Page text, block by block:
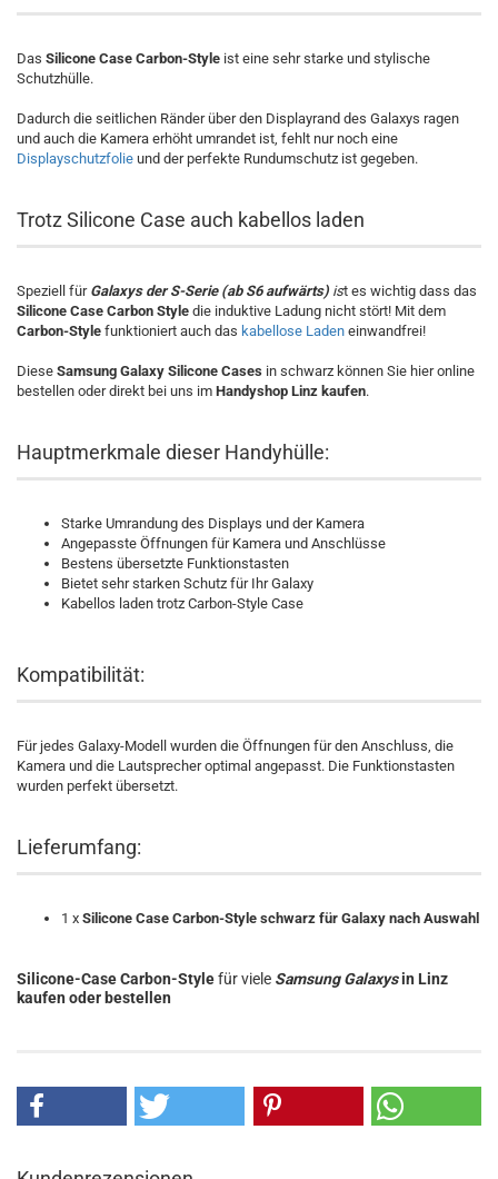
Das Silicone Case Carbon-Style ist eine sehr starke und stylische
Schutzhülle.
Dadurch die seitlichen Ränder über den Displayrand des Galaxys ragen
und auch die Kamera erhöht umrandet ist, fehlt nur noch eine
Displayschutzfolie und der perfekte Rundumschutz ist gegeben.
Trotz Silicone Case auch kabellos laden
Speziell für Galaxys der S-Serie (ab S6 aufwärts) ist es wichtig dass das
Silicone Case Carbon Style die induktive Ladung nicht stört! Mit dem
Carbon-Style funktioniert auch das kabellose Laden einwandfrei!
Diese Samsung Galaxy Silicone Cases in schwarz können Sie hier online
bestellen oder direkt bei uns im Handyshop Linz kaufen.
Hauptmerkmale dieser Handyhülle:
Starke Umrandung des Displays und der Kamera
Angepasste Öffnungen für Kamera und Anschlüsse
Bestens übersetzte Funktionstasten
Bietet sehr starken Schutz für Ihr Galaxy
Kabellos laden trotz Carbon-Style Case
Kompatibilität:
Für jedes Galaxy-Modell wurden die Öffnungen für den Anschluss, die
Kamera und die Lautsprecher optimal angepasst. Die Funktionstasten
wurden perfekt übersetzt.
Lieferumfang:
1 x Silicone Case Carbon-Style schwarz für Galaxy nach Auswahl
Silicone-Case Carbon-Stylefür viele Samsung Galaxysin Linz
kaufen oder bestellen